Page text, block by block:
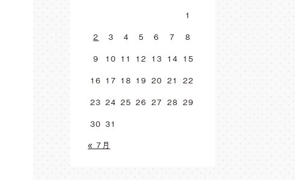
1
2
3 4 5 6 7
8
9
10 11 12 13 14
15
16 17 18 19 20 21
22
23 24 25 26 27 28 29
30 31
« 7月